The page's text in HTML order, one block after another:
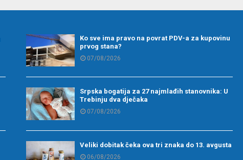
Ko sve ima pravo na povrat PDV-a za kupovinu
prvog stana?
07/08/2026
Srpska bogatija za 27 najmlađih stanovnika: U
Trebinju dva dječaka
07/08/2026
Veliki dobitak čeka ova tri znaka do 13. avgusta
06/08/2026